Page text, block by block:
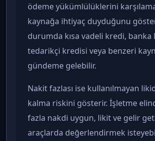
ödeme yükümlülüklerini
kaynağa ihtiyaç duyduğunu
durumda kısa vadeli kredi, banka
tedarikçi kredisi veya benzeri
gündeme gelebilir.
Nakit fazlası ise kullanılmayan
kalma riskini gösterir. İşletme
fazla nakdi uygun, likit ve gelir
araçlarda değerlendirmek